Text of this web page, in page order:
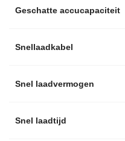
Geschatte accucapaciteit
Snellaadkabel
Snel laadvermogen
Snel laadtijd